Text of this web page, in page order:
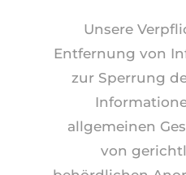
Unsere
Entfernung von
zur Sperrung
allgemeinen
von